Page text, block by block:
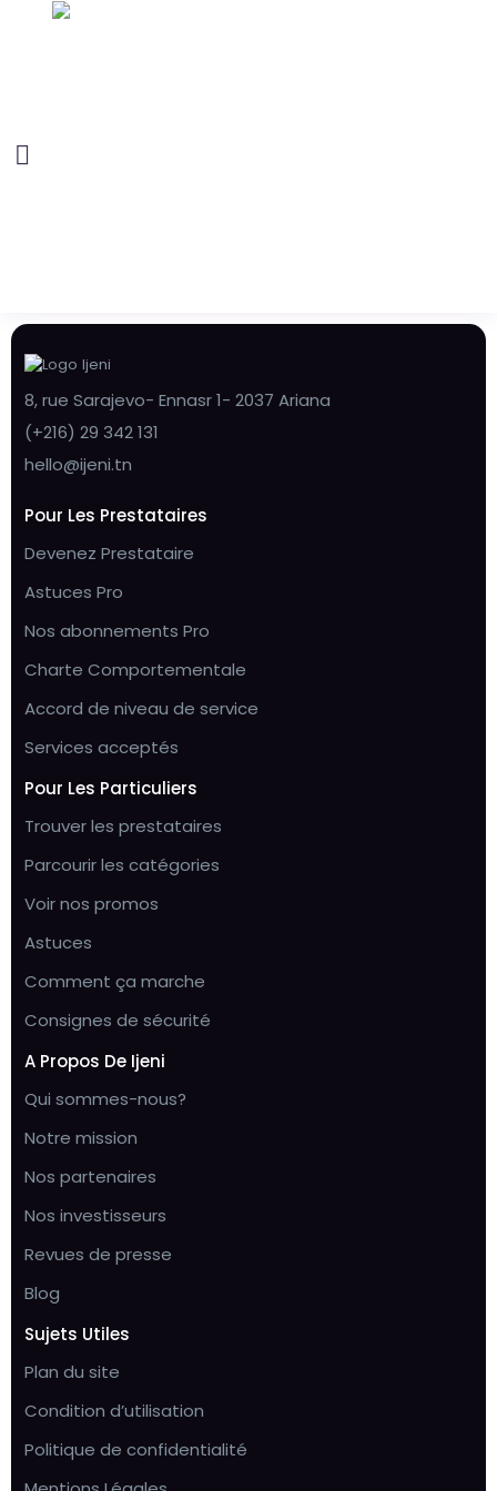
8, rue Sarajevo- Ennasr 1- 2037 Ariana
(+216) 29 342 131
hello@ijeni.tn
Pour Les Prestataires
Devenez Prestataire
Astuces Pro
Nos abonnements Pro
Charte Comportementale
Accord de niveau de service
Services acceptés
Pour Les Particuliers
Trouver les prestataires
Parcourir les catégories
Voir nos promos
Astuces
Comment ça marche
Consignes de sécurité
A Propos De Ijeni
Qui sommes-nous?
Notre mission
Nos partenaires
Nos investisseurs
Revues de presse
Blog
Sujets Utiles
Plan du site
Condition d’utilisation
Politique de confidentialité